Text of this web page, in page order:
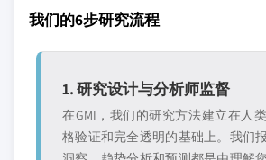
我们的6步研究流程
1. 研究设计与分析师监督
在GMI，我们的研究方法建立在人
格验证和完全透明的基础上。我们